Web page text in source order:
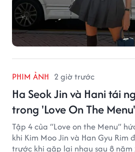
PHIM ẢNH 2 giờ trước
Ha Seok Jin và Hani tái
trong 'Love On The Menu'
Tập 4 của “Love on the Menu”
khi Kim Moo Jin và Han Gyu Rim
trước khi gặp lại nhau sau 8 năm